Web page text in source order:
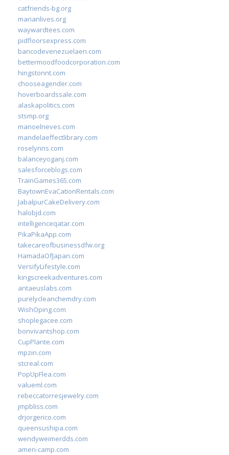
catfriends-bg.org
marianlives.org
waywardtees.com
pidfloorsexpress.com
bancodevenezuelaen.com
bettermoodfoodcorporation.com
hingstonnt.com
chooseagender.com
hoverboardssale.com
alaskapolitics.com
stsmp.org
manoelneves.com
mandelaeffectlibrary.com
roselynns.com
balanceyoganj.com
salesforceblogs.com
TrainGames365.com
BaytownEvaCationRentals.com
JabalpurCakeDelivery.com
halobjd.com
intelligenceqatar.com
PikaPikaApp.com
takecareofbusinessdfw.org
HamadaOfJapan.com
VersifyLifestyle.com
kingscreekadventures.com
antaeuslabs.com
purelycleanchemdry.com
WishOping.com
shoplegacee.com
bonvivantshop.com
CupPlante.com
mpzin.com
stcreal.com
PopUpFlea.com
valueml.com
rebeccatorresjewelry.com
jmpbliss.com
drjorgerico.com
queensushipa.com
wendyweimerdds.com
ameri-camp.com